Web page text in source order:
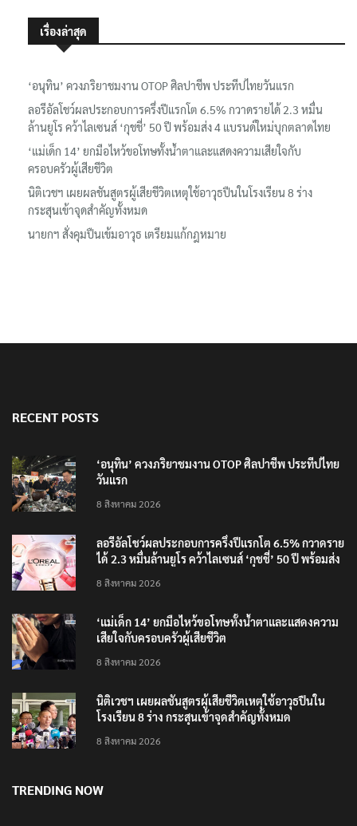
เรื่องล่าสุด
‘อนุทิน’ ควงภริยาชมงาน OTOP ศิลปาชีพ ประทีปไทยวันแรก
ลอรีอัลโชว์ผลประกอบการครึ่งปีแรกโต 6.5% กวาดรายได้ 2.3 หมื่น
ล้านยูโร คว้าไลเซนส์ ‘กุชชี่’ 50 ปี พร้อมส่ง 4 แบรนด์ใหม่บุกตลาดไทย
‘แม่เด็ก 14’ ยกมือไหว้ขอโทษทั้งน้ำตาและแสดงความเสียใจกับ
ครอบครัวผู้เสียชีวิต
นิติเวชฯ เผยผลชันสูตรผู้เสียชีวิตเหตุใช้อาวุธปืนในโรงเรียน 8 ร่าง
กระสุนเข้าจุดสำคัญทั้งหมด
นายกฯ สั่งคุมปืนเข้มอาวุธ เตรียมแก้กฎหมาย
RECENT POSTS
‘อนุทิน’ ควงภริยาชมงาน OTOP ศิลปาชีพ ประทีปไทย
วันแรก
8 สิงหาคม 2026
ลอรีอัลโชว์ผลประกอบการครึ่งปีแรกโต 6.5% กวาดราย
ได้ 2.3 หมื่นล้านยูโร คว้าไลเซนส์ ‘กุชชี่’ 50 ปี พร้อมส่ง
8 สิงหาคม 2026
‘แม่เด็ก 14’ ยกมือไหว้ขอโทษทั้งน้ำตาและแสดงความ
เสียใจกับครอบครัวผู้เสียชีวิต
8 สิงหาคม 2026
นิติเวชฯ เผยผลชันสูตรผู้เสียชีวิตเหตุใช้อาวุธปืนใน
โรงเรียน 8 ร่าง กระสุนเข้าจุดสำคัญทั้งหมด
8 สิงหาคม 2026
TRENDING NOW